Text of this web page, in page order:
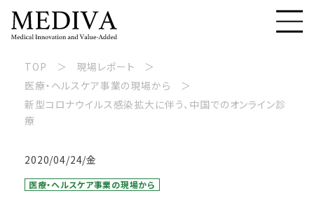
TOP
現場レポート
医療・ヘルスケア事業の現場から
新型コロナウイルス感染拡大に伴う、中国でのオンライン診
療
2020/04/24/金
医療・ヘルスケア事業の現場から